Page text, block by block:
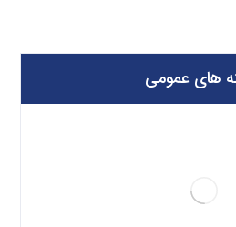
های عمومی